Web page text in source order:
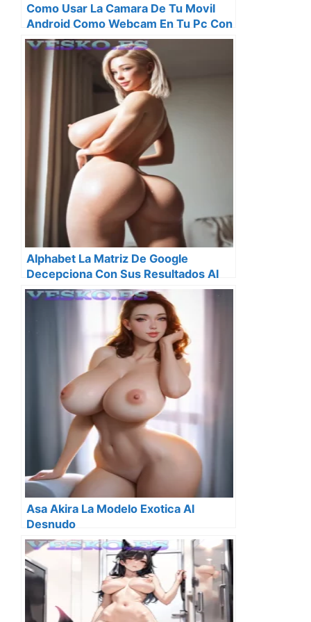
Como Usar La Camara De Tu Movil
Android Como Webcam En Tu Pc Con
Windows
Alphabet La Matriz De Google
Decepciona Con Sus Resultados Al
Ingresar Solo 33 700 Millones
Asa Akira La Modelo Exotica Al
Desnudo